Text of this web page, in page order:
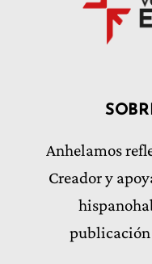
Anhelamos
Creador y